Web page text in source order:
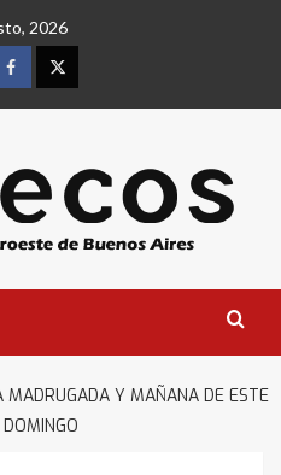
2026
FacebookTwitter
MADRUGADA Y MAÑANA DE ESTE